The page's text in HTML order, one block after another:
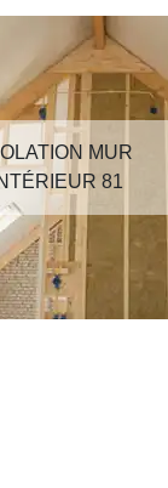
MUR
81